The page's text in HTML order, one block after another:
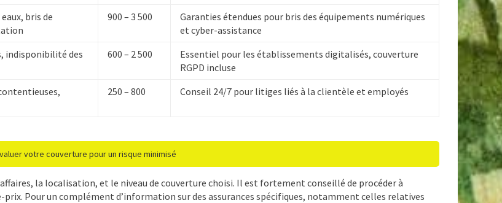
bris de
900 – 3 500
Garanties étendues pour bris des équipements numériques
et cyber-assistance
indisponibilité des
600 – 2 500
Essentiel pour les établissements digitalisés, couverture
RGPD incluse
250 – 800 Conseil 24/7 pour litiges liés à la clientèle et employés
votre couverture pour un risque minimisé
la localisation, et le niveau de couverture choisi. Il est fortement conseillé de procéder à
Pour un complément d’information sur des assurances spécifiques, notamment celles relatives